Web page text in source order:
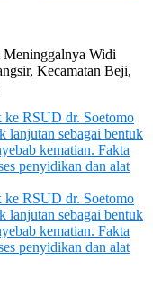
Widi
Kecamatan Beji,